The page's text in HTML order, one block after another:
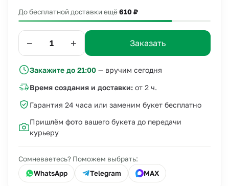
До бесплатной доставки ещё610 ₽
− + Заказать
Закажите до 21:00 — вручим сегодня
Время создания и доставки: от 2 ч.
Гарантия 24 часа или заменим букет бесплатно
Пришлём фото вашего букета до передачи
курьеру
Сомневаетесь? Поможем выбрать:
WhatsApp
Telegram MAX